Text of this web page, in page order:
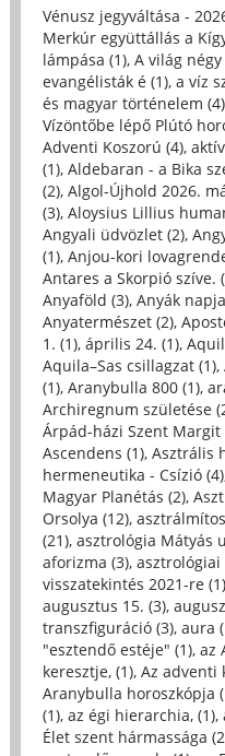
Vénusz jegyváltása -
Merkúr együttállás a
lámpása (1), A világ
evangélisták é (1), a víz
és magyar történelem (4)
Vízöntőbe lépő Plútó
Adventi Koszorú (4),
(1), Aldebaran - a Bika
(2), Algol-Újhold 2026.
(3), Aloysius Lillius
Angyali üdvözlet (2),
(1), Anjou-kori
Antares a Skorpió szíve.
Anyaföld (3), Anyák
Anyatermészet (2),
1. (1), április 24. (1),
Aquila–Sas csillagzat (1),
(1), Aranybulla 800 (1),
Archiregnum születése
Árpád-házi Szent Margit
Ascendens (1), Asztrális
hermeneutika - Csízió (4)
Magyar Planétás (2),
Orsolya (12),
(21), asztrológia Mátyás
aforizma (3), asztrológiai
visszatekintés 2021-re (1)
augusztus 15. (3),
transzfiguráció (3), aura
"esztendő estéje" (1), az
keresztje, (1), Az adventi
Aranybulla horoszkópja
(1), az égi hierarchia, (1),
Élet szent hármassága